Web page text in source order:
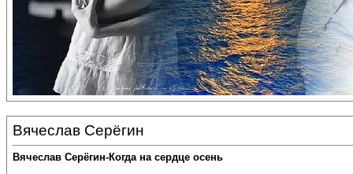
Вячеслав Серёгин
Вячеслав Серёгин-Когда на сердце осень